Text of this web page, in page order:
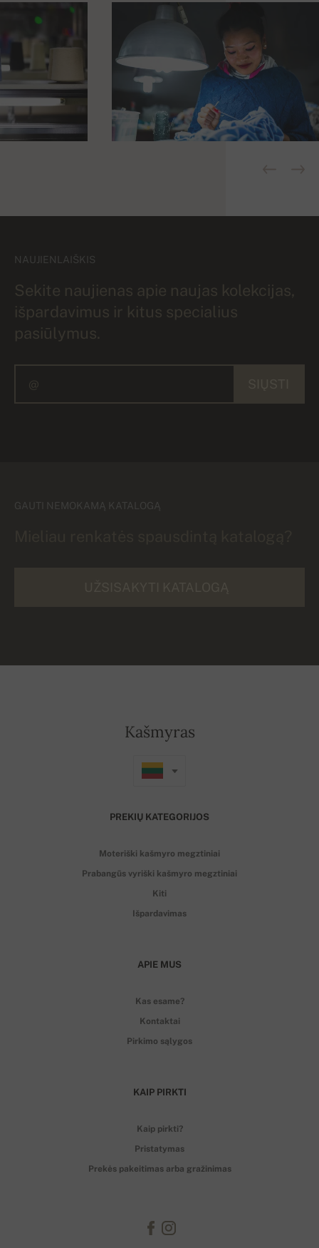
NAUJIENLAIŠKIS
Sekite naujienas apie naujas kolekcijas,
išpardavimus ir kitus specialius
pasiūlymus.
GAUTI NEMOKAMĄ KATALOGĄ
Kašmyras
PREKIŲ KATEGORIJOS
Moteriški kašmyro megztiniai
Prabangūs vyriški kašmyro megztiniai
Kiti
Išpardavimas
APIE MUS
Kas esame?
Kontaktai
Pirkimo sąlygos
KAIP PIRKTI
Kaip pirkti?
Pristatymas
Prekės pakeitimas arba gražinimas